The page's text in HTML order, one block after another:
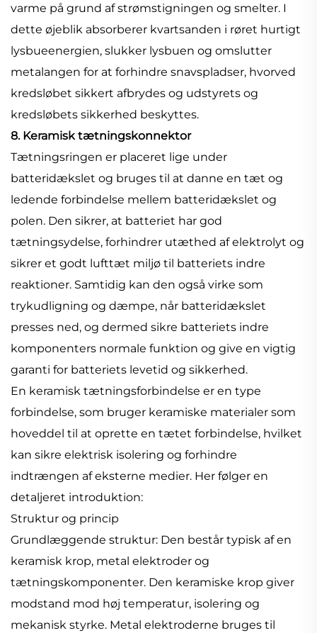
varme på grund af strømstigningen og smelter. I
dette øjeblik absorberer kvartsanden i røret hurtigt
lysbueenergien, slukker lysbuen og omslutter
metalangen for at forhindre snavspladser, hvorved
kredsløbet sikkert afbrydes og udstyrets og
kredsløbets sikkerhed beskyttes.
8. Keramisk tætningskonnektor
Tætningsringen er placeret lige under
batteridækslet og bruges til at danne en tæt og
ledende forbindelse mellem batteridækslet og
polen. Den sikrer, at batteriet har god
tætningsydelse, forhindrer utæthed af elektrolyt og
sikrer et godt lufttæt miljø til batteriets indre
reaktioner. Samtidig kan den også virke som
trykudligning og dæmpe, når batteridækslet
presses ned, og dermed sikre batteriets indre
komponenters normale funktion og give en vigtig
garanti for batteriets levetid og sikkerhed.
En keramisk tætningsforbindelse er en type
forbindelse, som bruger keramiske materialer som
hoveddel til at oprette en tætet forbindelse, hvilket
kan sikre elektrisk isolering og forhindre
indtrængen af eksterne medier. Her følger en
detaljeret introduktion:
Struktur og princip
Grundlæggende struktur: Den består typisk af en
keramisk krop, metal elektroder og
tætningskomponenter. Den keramiske krop giver
modstand mod høj temperatur, isolering og
mekanisk styrke. Metal elektroderne bruges til